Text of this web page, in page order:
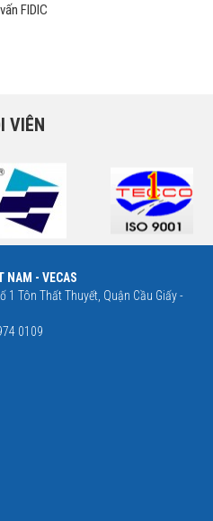
FIDIC
VIÊN
NAM - VECAS
1 Tôn Thất Thuyết, Quận Cầu Giấy -
0109